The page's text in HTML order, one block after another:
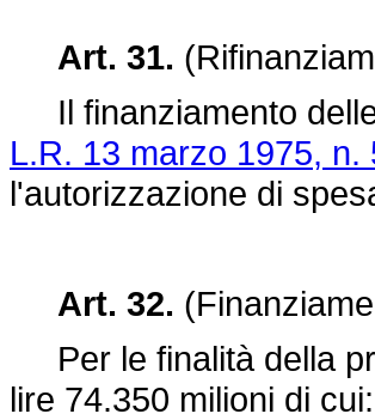
Art. 31.
Il finanziamento delle
L.R. 13 marzo 1975, n.
l'autorizzazione di
Art. 32.
Per le finalità della
lire 74.350 milioni di cui: